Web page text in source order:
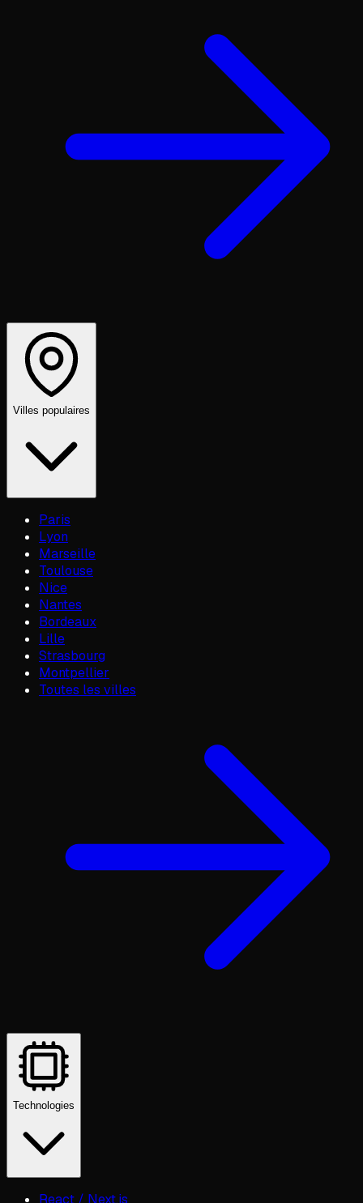
Villes populaires
Paris
Lyon
Marseille
Toulouse
Nice
Nantes
Bordeaux
Lille
Strasbourg
Montpellier
Toutes les villes
Technologies
React / Next.js